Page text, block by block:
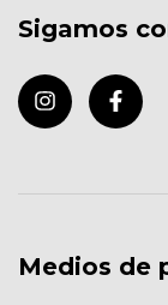
Sigamos
Medios de